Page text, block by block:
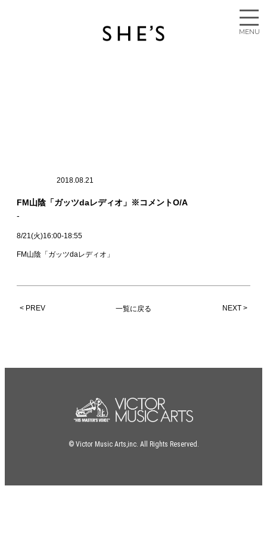
2018.08.21
FM山陰「ガッツdaレディオ」※コメントO/A
8/21(火)16:00-18:55
FM山陰「ガッツdaレディオ」
< PREV NEXT >
一覧に戻る
© Victor Music Arts,inc. All Rights Reserved.